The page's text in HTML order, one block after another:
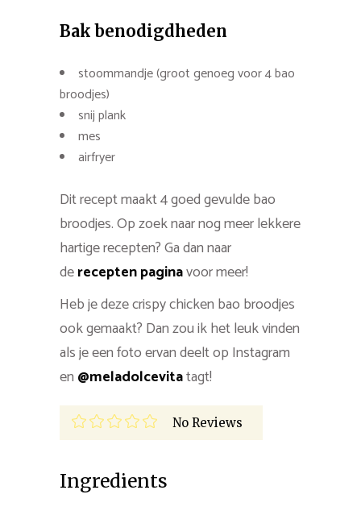
Bak benodigdheden
stoommandje (groot genoeg voor 4 bao
broodjes)
snij plank
mes
airfryer
Dit recept maakt 4 goed gevulde bao
broodjes. Op zoek naar nog meer lekkere
hartige recepten? Ga dan naar
derecepten paginavoor meer!
Heb je deze crispy chicken bao broodjes
ook gemaakt? Dan zou ik het leuk vinden
als je een foto ervan deelt op Instagram
en @meladolcevitatagt!
No Reviews
Ingredients